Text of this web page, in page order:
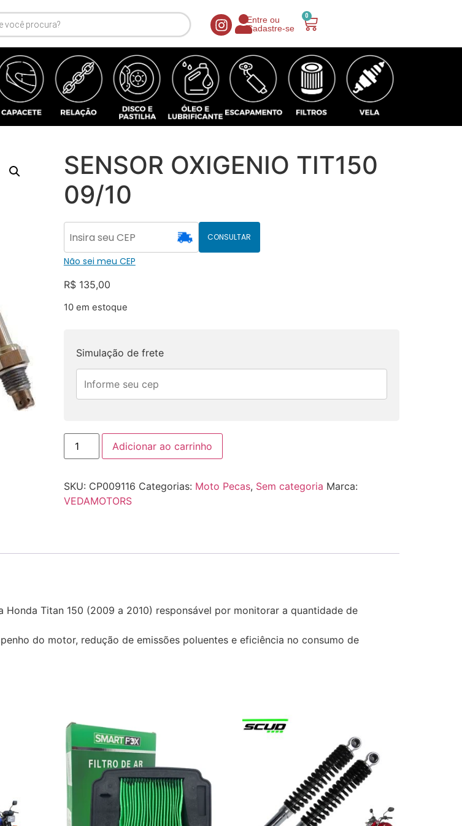
Entre ou
Cadastre-se
0
SENSOR OXIGENIO TIT150
09/10
CONSULTAR
Não sei meu CEP
R$135,00
10 em estoque
Simulação de frete
Adicionar ao carrinho
SKU: CP009116 Categorias: Moto Pecas, Sem categoria Marca:
VEDAMOTORS
Titan 150 (2009 a 2010) responsável por monitorar a quantidade de
do motor, redução de emissões poluentes e eficiência no consumo de